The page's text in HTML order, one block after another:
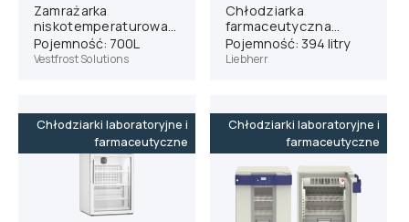
Zamrażarka
niskotemperaturowa
Vestfrost ULTF-700
Pojemność: 700L
Vestfrost Solutions
Chłodziarka
farmaceutyczna
Liebherr HMFvh 4001
Pojemność: 394 litry
Liebherr
Chłodziarki laboratoryjne i
farmaceutyczne
Chłodziarki laboratoryjne i
farmaceutyczne